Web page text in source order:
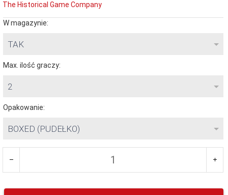
The Historical Game Company
W magazynie:
TAK
Max. ilość graczy:
2
Opakowanie:
BOXED (PUDEŁKO)